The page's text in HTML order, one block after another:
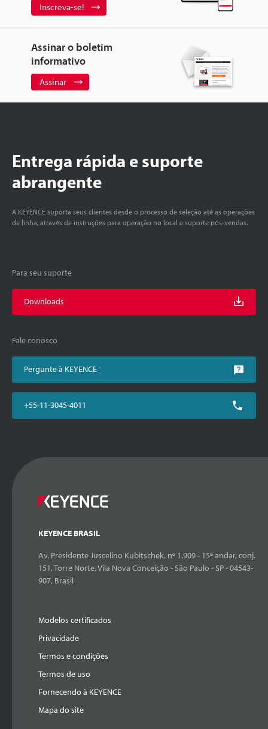
Inscreva-se!
Assinar o boletim
informativo
Assinar
Entrega rápida e suporte
abrangente
A KEYENCE suporta seus clientes desde o processo de seleção até as operações
de linha, através de instruções para operação no local e suporte pós-vendas.
Para seu suporte
Downloads
Fale conosco
Pergunte à KEYENCE
+55-11-3045-4011
KEYENCE BRASIL
Av. Presidente Juscelino Kubitschek, nº 1.909 - 15º andar, conj.
151, Torre Norte, Vila Nova Conceição - São Paulo - SP - 04543-
907, Brasil
Modelos certificados
Privacidade
Termos e condições
Termos de uso
Fornecendo à KEYENCE
Mapa do site